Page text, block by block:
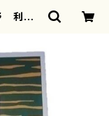
利彦/